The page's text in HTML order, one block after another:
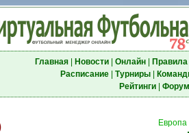
Главная| Новости| Онлайн| Правила|
Расписание| Турниры|
Рейтинги| Форум
Европа